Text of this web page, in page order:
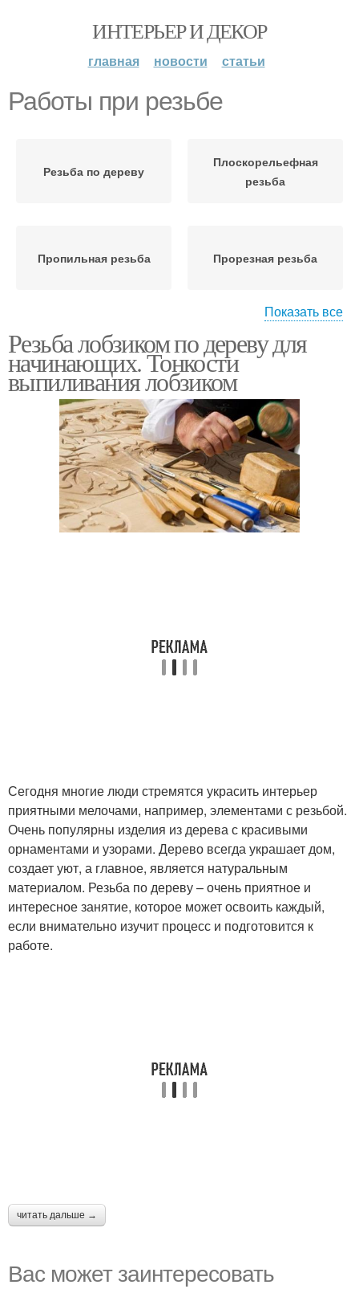
ИНТЕРЬЕР И ДЕКОР
главная новости статьи
Работы при резьбе
Резьба по дереву
Плоскорельефная
резьба
Пропильная резьба Прорезная резьба
Накладная резьба Работы с лобзиком
Показать все
Резьба лобзиком по дереву для
начинающих. Тонкости
выпиливания лобзиком
Сегодня многие люди стремятся украсить интерьер
приятными мелочами, например, элементами с резьбой.
Очень популярны изделия из дерева с красивыми
орнаментами и узорами. Дерево всегда украшает дом,
создает уют, а главное, является натуральным
материалом. Резьба по дереву – очень приятное и
интересное занятие, которое может освоить каждый,
если внимательно изучит процесс и подготовится к
работе.
читать дальше →
Вас может заинтересовать